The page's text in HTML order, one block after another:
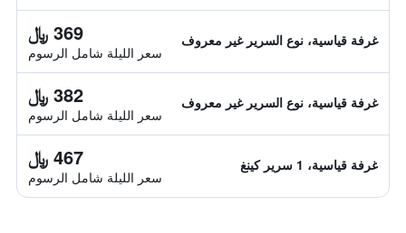
غرفة قياسية، نوع السرير غير معروف 369 ﷼
سعر الليلة شامل الرسوم
غرفة قياسية، نوع السرير غير معروف 382 ﷼
سعر الليلة شامل الرسوم
غرفة قياسية، 1 سرير كينغ 467 ﷼
سعر الليلة شامل الرسوم